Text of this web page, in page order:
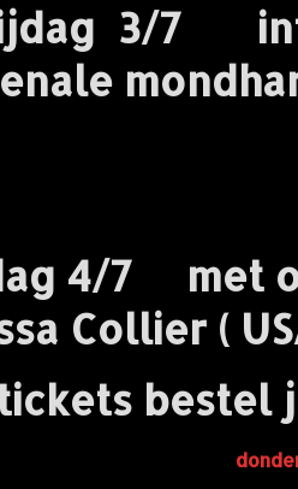
3/7
,en de
4/7 met
Collier (
bestel